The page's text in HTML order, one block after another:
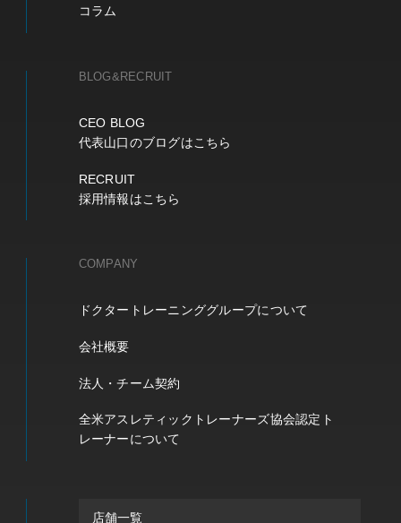
コラム
BLOG&RECRUIT
CEO BLOG
代表山口のブログはこちら
RECRUIT
採用情報はこちら
COMPANY
ドクタートレーニンググループについて
会社概要
法人・チーム契約
全米アスレティックトレーナーズ協会認定ト
レーナーについて
店舗一覧